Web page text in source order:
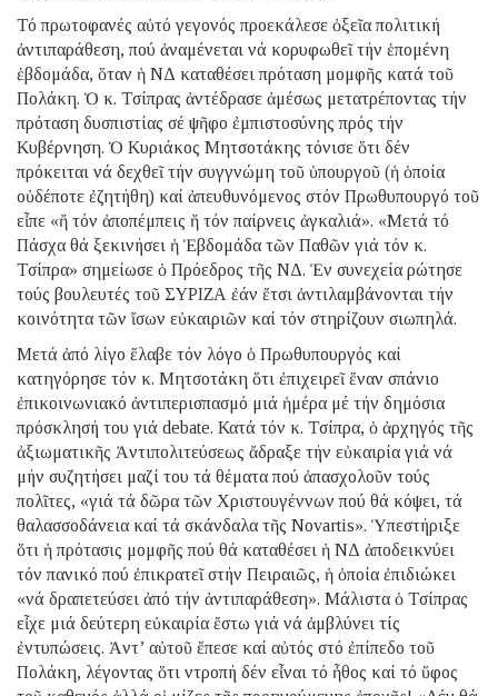
Τό πρωτοφανές αὐτό γεγονός προεκάλεσε ὀξεῖα πολιτική
ἀντιπαράθεση, πού ἀναμένεται νά κορυφωθεῖ τήν ἑπομένη
ἑβδομάδα, ὅταν ἡ ΝΔ καταθέσει πρόταση μομφῆς κατά τοῦ
Πολάκη. Ὁ κ. Τσίπρας ἀντέδρασε ἀμέσως μετατρέποντας τήν
πρόταση δυσπιστίας σέ ψῆφο ἐμπιστοσύνης πρός τήν
Κυβέρνηση. Ὁ Κυριάκος Μητσοτάκης τόνισε ὅτι δέν
πρόκειται νά δεχθεῖ τήν συγγνώμη τοῦ ὑπουργοῦ (ἡ ὁποία
οὐδέποτε ἐζητήθη) καί ἀπευθυνόμενος στόν Πρωθυπουργό τοῦ
εἶπε «ἤ τόν ἀποπέμπεις ἤ τόν παίρνεις ἀγκαλιά». «Μετά τό
Πάσχα θά ξεκινήσει ἡ Ἑβδομάδα τῶν Παθῶν γιά τόν κ.
Τσίπρα» σημείωσε ὁ Πρόεδρος τῆς ΝΔ. Ἐν συνεχεία ρώτησε
τούς βουλευτές τοῦ ΣΥΡΙΖΑ ἐάν ἔτσι ἀντιλαμβάνονται τήν
κοινότητα τῶν ἴσων εὐκαιριῶν καί τόν στηρίζουν σιωπηλά.
Μετά ἀπό λίγο ἔλαβε τόν λόγο ὁ Πρωθυπουργός καί
κατηγόρησε τόν κ. Μητσοτάκη ὅτι ἐπιχειρεῖ ἕναν σπάνιο
ἐπικοινωνιακό ἀντιπερισπασμό μιά ἡμέρα μέ τήν δημόσια
πρόσκλησή του γιά debate. Κατά τόν κ. Τσίπρα, ὁ ἀρχηγός τῆς
ἀξιωματικῆς Ἀντιπολιτεύσεως ἄδραξε τήν εὐκαιρία γιά νά
μήν συζητήσει μαζί του τά θέματα πού ἀπασχολοῦν τούς
πολῖτες, «γιά τά δῶρα τῶν Χριστουγέννων πού θά κόψει, τά
θαλασσοδάνεια καί τά σκάνδαλα τῆς Novartis». Ὑπεστήριξε
ὅτι ἡ πρότασις μομφῆς πού θά καταθέσει ἡ ΝΔ ἀποδεικνύει
τόν πανικό πού ἐπικρατεῖ στήν Πειραιῶς, ἡ ὁποία ἐπιδιώκει
«νά δραπετεύσει ἀπό τήν ἀντιπαράθεση». Μάλιστα ὁ Τσίπρας
εἶχε μιά δεύτερη εὐκαιρία ἔστω γιά νά ἀμβλύνει τίς
ἐντυπώσεις. Ἀντ’ αὐτοῦ ἔπεσε καί αὐτός στό ἐπίπεδο τοῦ
Πολάκη, λέγοντας ὅτι ντροπή δέν εἶναι τό ἦθος καί τό ὕφος